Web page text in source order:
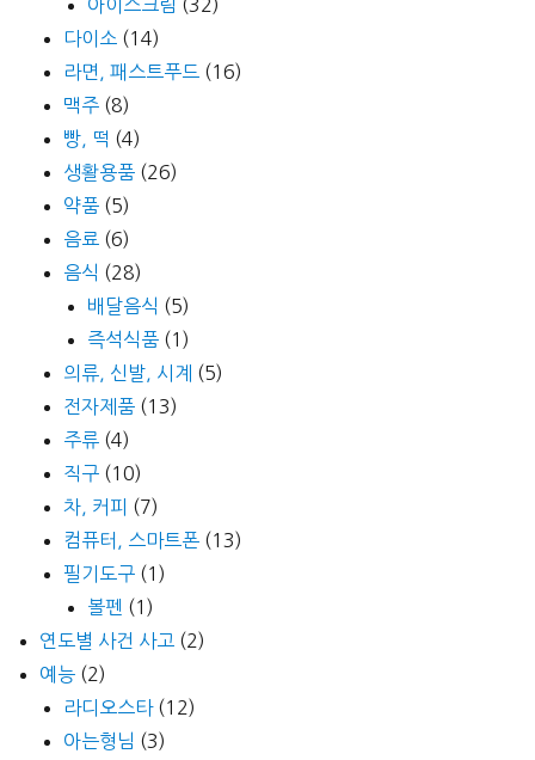
아이스크림 (32)
다이소 (14)
라면, 패스트푸드 (16)
맥주 (8)
빵, 떡 (4)
생활용품 (26)
약품 (5)
음료 (6)
음식 (28)
배달음식 (5)
즉석식품 (1)
의류, 신발, 시계
(5)
전자제품 (13)
주류 (4)
직구 (10)
차, 커피 (7)
컴퓨터, 스마트폰 (13)
필기도구 (1)
볼펜 (1)
연도별 사건 사고 (2)
예능 (2)
라디오스타(12)
아는형님 (3)